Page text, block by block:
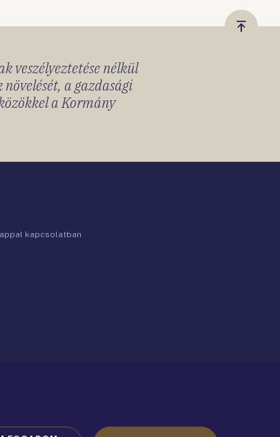
Vissza
veszélyeztetése nélkül
a gazdasági
a Kormány
kapcsolatban